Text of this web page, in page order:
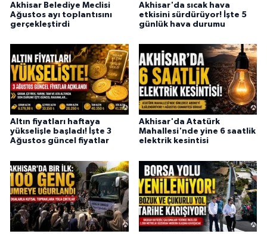
Akhisar Belediye Meclisi
Ağustos ayı toplantısını
gerçekleştirdi
Akhisar'da sıcak hava
etkisini sürdürüyor! İşte 5
günlük hava durumu
Altın fiyatları haftaya
yükselişle başladı! İşte 3
Ağustos güncel fiyatlar
Akhisar'da Atatürk
Mahallesi'nde yine 6 saatlik
elektrik kesintisi